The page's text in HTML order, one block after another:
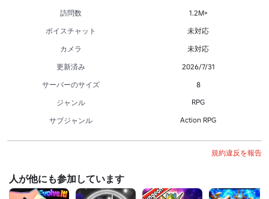
訪問数
1.2M+
ボイスチャット
未対応
カメラ
未対応
更新済み
2026/7/31
サーバーのサイズ
8
ジャンル
RPG
サブジャンル Action RPG
規約違反を報告
人が他にも参加しています